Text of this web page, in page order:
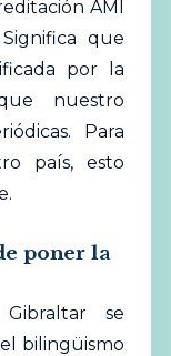
AMI
que
por la
nuestro
Para
país, esto
poner la
se
bilingüismo